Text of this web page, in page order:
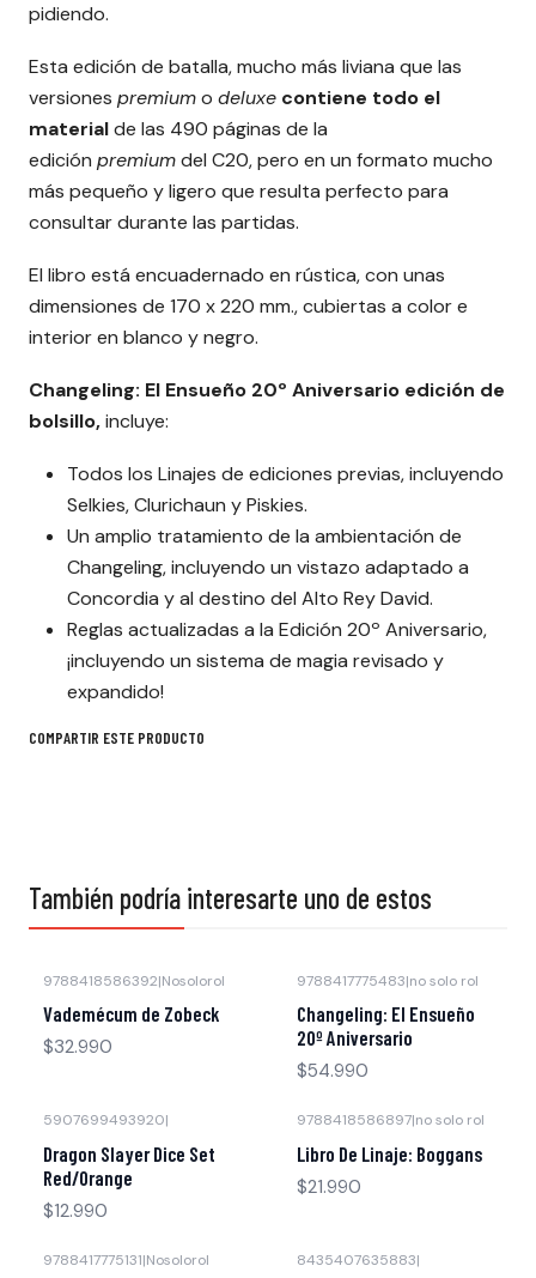
pidiendo.
Esta edición de batalla, mucho más liviana que las
versiones premiumo deluxe contiene todo el
materialde las 490 páginas de la
edición premiumdel C20, pero en un formato mucho
más pequeño y ligero que resulta perfecto para
consultar durante las partidas.
El libro está encuadernado en rústica, con unas
dimensiones de 170 x 220 mm., cubiertas a color e
interior en blanco y negro.
Changeling: El Ensueño 20º Aniversario edición de
bolsillo,incluye:
Todos los Linajes de ediciones previas, incluyendo
Selkies, Clurichaun y Piskies.
Un amplio tratamiento de la ambientación de
Changeling, incluyendo un vistazo adaptado a
Concordia y al destino del Alto Rey David.
Reglas actualizadas a la Edición 20º Aniversario,
¡incluyendo un sistema de magia revisado y
expandido!
COMPARTIR ESTE PRODUCTO
También podría interesarte uno de estos
9788418586392|Nosolorol
Vademécum de Zobeck
$32.990
9788417775483|no solo rol
Changeling: El Ensueño
20º Aniversario
$54.990
5907699493920|
Dragon Slayer Dice Set
Red/Orange
$12.990
9788418586897|no solo rol
Libro De Linaje: Boggans
$21.990
9788417775131|Nosolorol 8435407635883|